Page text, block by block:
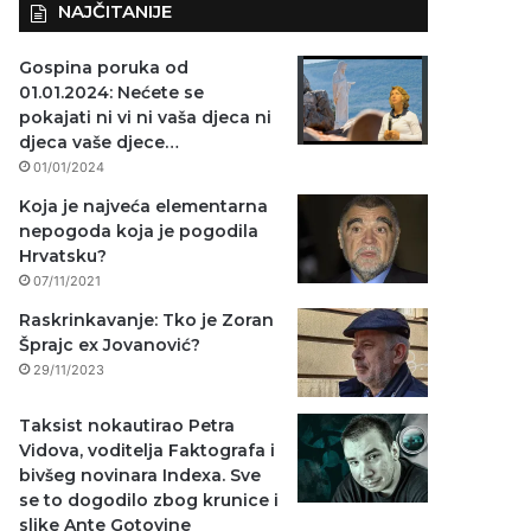
NAJČITANIJE
Gospina poruka od
01.01.2024: Nećete se
pokajati ni vi ni vaša djeca ni
djeca vaše djece…
01/01/2024
Koja je najveća elementarna
nepogoda koja je pogodila
Hrvatsku?
07/11/2021
Raskrinkavanje: Tko je Zoran
Šprajc ex Jovanović?
29/11/2023
Taksist nokautirao Petra
Vidova, voditelja Faktografa i
bivšeg novinara Indexa. Sve
se to dogodilo zbog krunice i
slike Ante Gotovine